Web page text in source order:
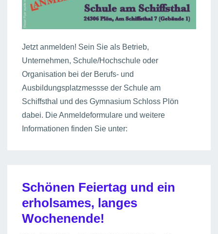
Jetzt anmelden! Sein Sie als Betrieb,
Unternehmen, Schule/Hochschule oder
Organisation bei der Berufs- und
Ausbildungsplatzmessse der Schule am
Schiffsthal und des Gymnasium Schloss Plön
dabei. Die Anmeldeformulare und weitere
Informationen finden Sie unter:
Schönen Feiertag und ein
erholsames, langes
Wochenende!